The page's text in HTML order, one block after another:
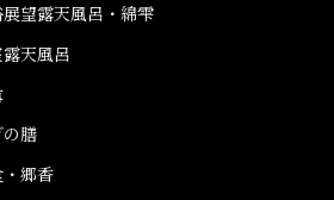
望露天風呂・綿雫
天風呂
膳
郷香